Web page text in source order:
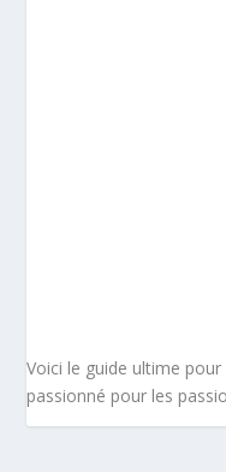
Voici le guide ultime
passionné pour les